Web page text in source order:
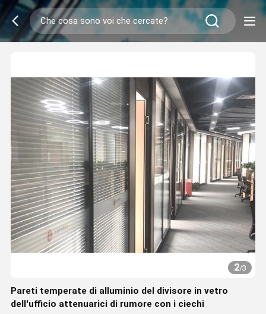
2/3
Pareti temperate di alluminio del divisore in vetro
dell'ufficio attenuarici di rumore con i ciechi